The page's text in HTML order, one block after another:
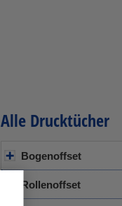
Alle Drucktücher
Bogenoffset
Rollenoffset